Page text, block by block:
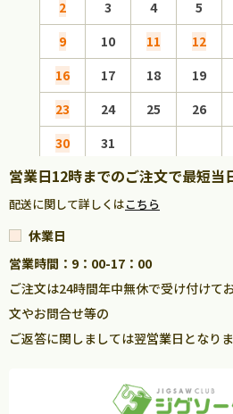
2
3 4 5
9
10 11 12
16
17 18 19
23
24 25 26
30
31
営業日12時までのご注文で最短当
配送に関して詳しくはこちら
休業日
営業時間：9：00-17：00
ご注文は24時間年中無休で受け付けて
文やお問合せ等の
ご返答に関しましては翌営業日となりま